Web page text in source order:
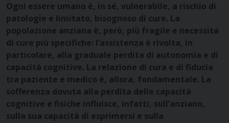
Ogni essere umano è, in sé, vulnerabile, a rischio di
patologie e limitato, bisognoso di cure. La
popolazione anziana è, però, più fragile e necessita
di cure più specifiche: l’assistenza è rivolta, in
particolare, alla graduale perdita di autonomia e di
capacità cognitive. La relazione di cura e di fiducia
tra paziente e medico è, allora, fondamentale. La
sofferenza dovuta alla perdita delle capacità
cognitive e fisiche influisce, infatti, sull’anziano,
sulla sua capacità di esprimersi e sulla